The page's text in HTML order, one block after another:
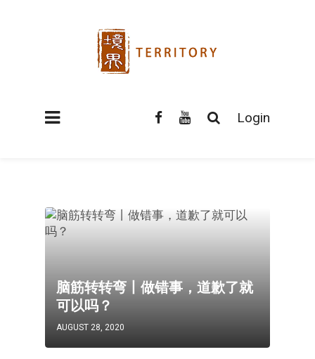
Login
脑筋转转弯丨做错事，道歉了就
可以吗？
AUGUST 28, 2020